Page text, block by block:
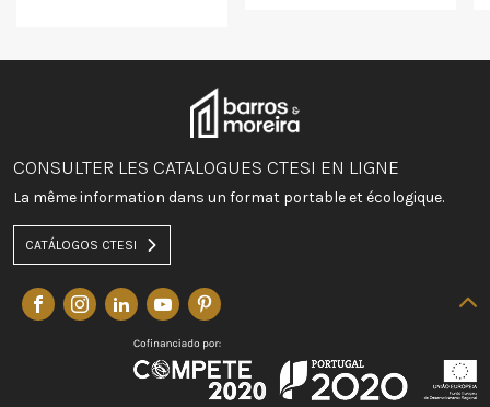
CONSULTER LES CATALOGUES CTESI EN LIGNE
La même information dans un format portable et écologique.
CATÁLOGOS CTESI